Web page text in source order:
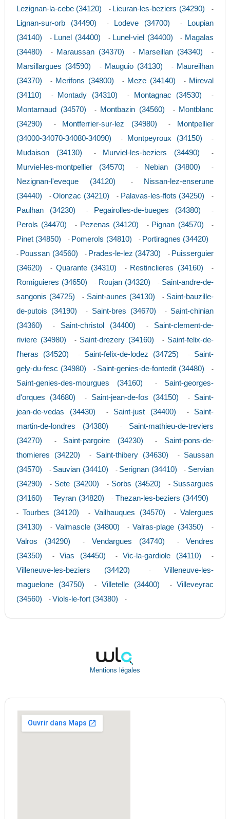
Lezignan-la-cebe (34120) - Lieuran-les-beziers (34290) -
Lignan-sur-orb (34490) - Lodeve (34700) -
Loupian
(34140)
- Lunel (34400) - Lunel-viel (34400) - Magalas
(34480)
- Maraussan (34370) - Marseillan (34340) -
Marsillargues (34590) - Mauguio (34130) - Maureilhan
(34370)
- Merifons (34800) - Meze (34140) - Mireval
(34110)
- Montady (34310) - Montagnac (34530) -
Montarnaud (34570) - Montbazin (34560) -
Montblanc
(34290)
- Montferrier-sur-lez (34980) -
Montpellier
(34000-34070-34080-34090)
- Montpeyroux (34150) -
Mudaison (34130) - Murviel-les-beziers (34490) -
Murviel-les-montpellier (34570) - Nebian (34800) -
Nezignan-l'eveque (34120) -
Nissan-lez-enserune
(34440)
-Olonzac (34210) - Palavas-les-flots (34250) -
Paulhan (34230) - Pegairolles-de-bueges (34380) -
Perols (34470) - Pezenas (34120) - Pignan (34570) -
Pinet (34850) - Pomerols (34810) - Portiragnes (34420)
- Poussan (34560) - Prades-le-lez (34730) - Puisserguier
(34620)
- Quarante (34310) - Restinclieres (34160) -
Romiguieres (34650) - Roujan (34320) - Saint-andre-de-
sangonis (34725)
- Saint-aunes (34130) - Saint-bauzille-
de-putois (34190)
- Saint-bres (34670) - Saint-chinian
(34360)
- Saint-christol (34400) - Saint-clement-de-
riviere (34980)
- Saint-drezery (34160) - Saint-felix-de-
l'heras (34520)
- Saint-felix-de-lodez (34725) - Saint-
gely-du-fesc (34980)
- Saint-genies-de-fontedit (34480) -
Saint-genies-des-mourgues (34160) - Saint-georges-
d'orques (34680)
- Saint-jean-de-fos (34150) - Saint-
jean-de-vedas (34430)
- Saint-just (34400) - Saint-
martin-de-londres (34380)
- Saint-mathieu-de-treviers
(34270)
- Saint-pargoire (34230) - Saint-pons-de-
thomieres (34220)
- Saint-thibery (34630) - Saussan
(34570)
- Sauvian (34410) - Serignan (34410) - Servian
(34290)
- Sete (34200) - Sorbs (34520) - Sussargues
(34160)
- Teyran (34820) - Thezan-les-beziers (34490)
- Tourbes (34120) - Vailhauques (34570) - Valergues
(34130)
- Valmascle (34800) - Valras-plage (34350) -
Valros (34290) - Vendargues (34740) - Vendres
(34350)
- Vias (34450) - Vic-la-gardiole (34110) -
Villeneuve-les-beziers (34420) - Villeneuve-les-
maguelone (34750)
- Villetelle (34400) - Villeveyrac
(34560)
- Viols-le-fort (34380) -
Mentions légales